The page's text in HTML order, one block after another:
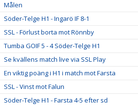
Målen
Söder-Telge H1 - Ingarö IF 8-1
SSL - Förlust borta mot Rönnby
Tumba GOIF 5 - 4 Söder-Telge H1
Se kvällens match live via SSL Play
En viktig poäng i H1 i match mot Farsta
SSL - Vinst mot Falun
Söder-Telge H1 - Farsta 4-5 efter sd